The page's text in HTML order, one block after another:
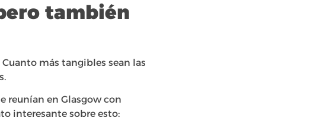
también
más tangibles sean las
reunían en Glasgow con
interesante sobre esto: